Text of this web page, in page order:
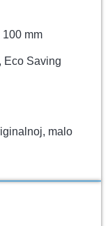
mm
Saving
malo